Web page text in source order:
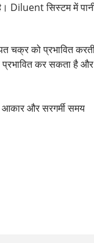
सिस्टम में
चक्र को प्रभावित
प्रभावित कर सकता है
आकार और सरगर्मी समय